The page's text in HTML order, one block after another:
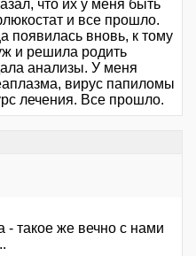
что их у меня быть
и все прошло.
появилась вновь, к тому
и решила родить
анализы. У меня
вирус папиломы
лечения. Все прошло.
такое же вечно с нами